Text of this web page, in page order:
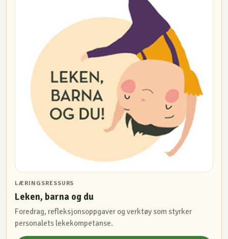
LÆRINGSRESSURS
Leken, barna og du
Foredrag, refleksjonsoppgaver og verktøy som styrker
personalets lekekompetanse.